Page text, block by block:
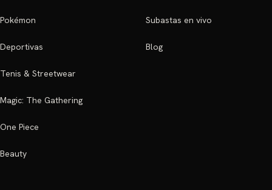
Pokémon
Deportivas
Tenis & Streetwear
Magic: The Gathering
One Piece
Beauty
Subastas en vivo
Blog